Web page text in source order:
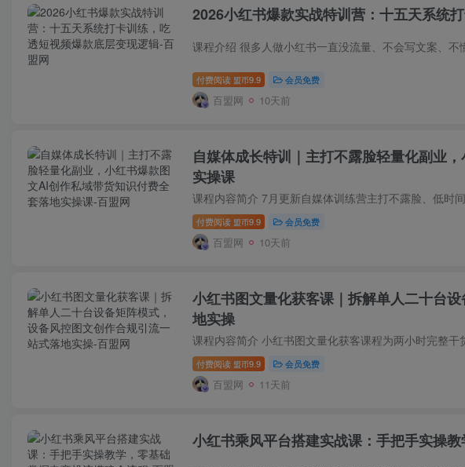
2026小红书爆款实战特训营：十五天系统
付费阅读 盟币9.9 会员免费
百盟网 10天前
自媒体成长特训｜主打不露脸轻量化副业
实操课
付费阅读 盟币9.9 会员免费
百盟网 10天前
小红书图文量化获客课｜拆解单人二十台
地实操
付费阅读 盟币9.9 会员免费
百盟网 11天前
小红书乘风平台搭建实战课：手把手实操